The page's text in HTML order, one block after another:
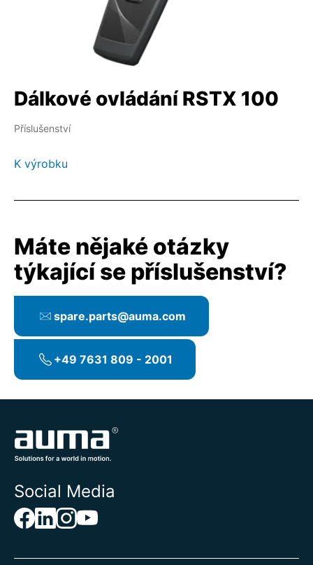
Dálkové ovládání RSTX 100
Příslušenství
K výrobku
Máte nějaké otázky
týkající se příslušenství?
spare.parts@auma.com
+49 7631 809 - 2001
Social Media